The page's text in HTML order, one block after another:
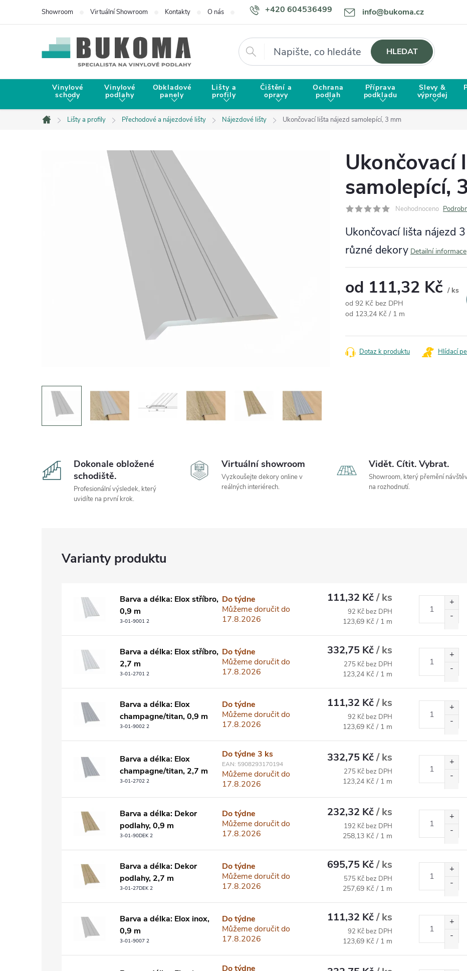
+420 604536499 info@bukoma.cz
Showroom Virtuální Showroom Kontakty O nás Doprava a platba Proč zvolit BUKOMU?
Hledat HLEDAT
Vinylové
schody
Vinylové
podlahy
Obkladové
panely
Lišty a
profily
Čištění a
opravy
Ochrana
podlah
Příprava
podkladu
Slevy &
výprodej
Domů
Lišty a profily Přechodové a nájezdové lišty Nájezdové lišty Ukončovací lišta nájezd samolepící, 3 mm
Ukončovací
samolepící,
Neohodnoceno
Ukončovací lišta nájezd
různé dekory Detailní informace
od 111,32 Kč / ks
od 92 Kč bez DPH
Měrná cena:
od 123,24 Kč / 1 m
Dotaz k produktu Hlídací
Dokonale obložené
schodiště.
Profesionální výsledek, který
uvidíte na první krok.
Virtuální showroom
Vyzkoušejte dekory online v
reálných interiérech.
Vidět. Cítit. Vybrat.
Showroom, který přemění
na rozhodnutí.
Barva a délka: Elox stříbro,
0,9 m
3-01-9001 2
Do týdne
Můžeme doručit do
17.8.2026
111,32 Kč/ ks
92 Kč bez DPH
Měrná cena:
123,69 Kč / 1 m
Barva a délka: Elox stříbro,
2,7 m
3-01-2701 2
Do týdne
Můžeme doručit do
17.8.2026
332,75 Kč/ ks
275 Kč bez DPH
Měrná cena:
123,24 Kč / 1 m
Barva a délka: Elox
champagne/titan, 0,9 m
3-01-9002 2
Do týdne
Můžeme doručit do
17.8.2026
111,32 Kč/ ks
92 Kč bez DPH
Měrná cena:
123,69 Kč / 1 m
Barva a délka: Elox
champagne/titan, 2,7 m
3-01-2702 2
Do týdne 3 ks
EAN: 5908293170194
Můžeme doručit do
17.8.2026
332,75 Kč/ ks
275 Kč bez DPH
Měrná cena:
123,24 Kč / 1 m
Barva a délka: Dekor
podlahy, 0,9 m
3-01-90DEK 2
Do týdne
Můžeme doručit do
17.8.2026
232,32 Kč/ ks
192 Kč bez DPH
Měrná cena:
258,13 Kč / 1 m
Barva a délka: Dekor
podlahy, 2,7 m
3-01-27DEK 2
Do týdne
Můžeme doručit do
17.8.2026
695,75 Kč/ ks
575 Kč bez DPH
Měrná cena:
257,69 Kč / 1 m
Barva a délka: Elox inox,
0,9 m
3-01-9007 2
Do týdne
Můžeme doručit do
17.8.2026
111,32 Kč/ ks
92 Kč bez DPH
Měrná cena:
123,69 Kč / 1 m
Do týdne